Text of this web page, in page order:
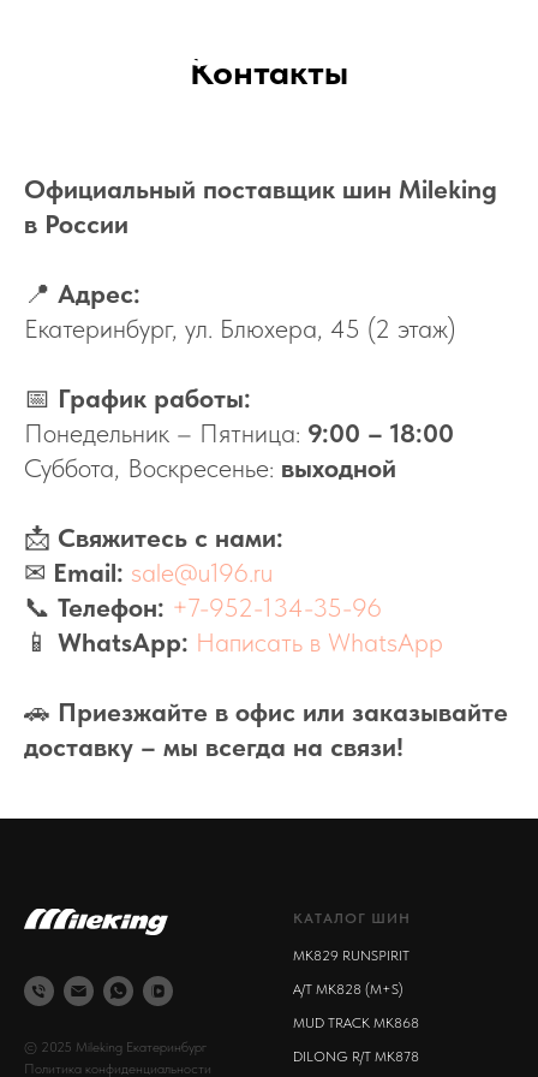
Контакты
Официальный поставщик шин Mileking
в России
📍 Адрес:
Екатеринбург, ул. Блюхера, 45 (2 этаж)
📅 График работы:
Понедельник – Пятница: 9:00 – 18:00
Суббота, Воскресенье: выходной
📩 Свяжитесь с нами:
✉ Email: sale@u196.ru
📞 Телефон: +7-952-134-35-96
📱 WhatsApp: Написать в WhatsApp
🚗 Приезжайте в офис или заказывайте
доставку – мы всегда на связи!
© 2025 Mileking Екатеринбург
Политика конфиденциальности
КАТАЛОГ ШИН
MK829 RUNSPIRIT
A/T MK828 (M+S)
MUD TRACK MK868
DILONG R/T MK878